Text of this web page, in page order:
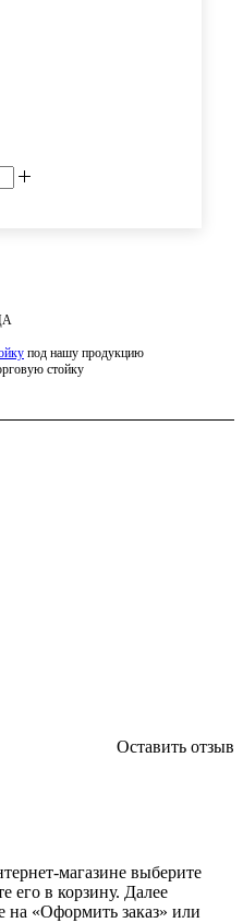
под нашу продукцию
стойку
Оставить отзыв
магазине выберите
его в корзину. Далее
на «Оформить заказ» или